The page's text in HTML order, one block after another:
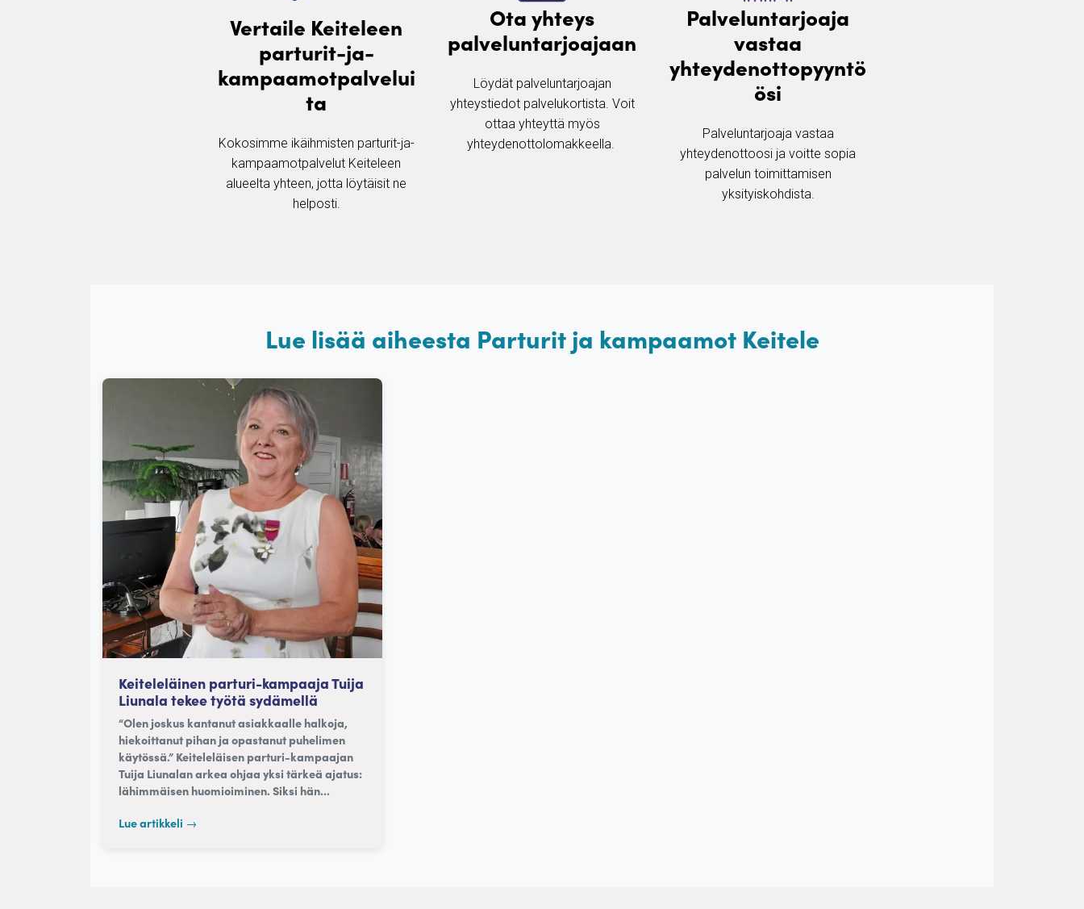
Vertaile Keiteleen
parturit-ja-
kampaamotpalvelui
ta
Kokosimme ikäihmisten ​parturit-ja-
kampaamotpalvelut Keiteleen
alueelta yhteen, jotta löytäisit ne
helposti.
Ota yhteys
palveluntarjoajaan
Löydät palveluntarjoajan
yhteystiedot palvelukortista. Voit
ottaa yhteyttä myös
yhteydenottolomakkeella. ​
Palveluntarjoaja
vastaa
yhteydenottopyyntö
ösi
Palveluntarjoaja vastaa
yhteydenottoosi ja voitte sopia
palvelun toimittamisen
yksityiskohdista.
Lue lisää aiheesta Parturit ja kampaamot Keitele
Keiteleläinen parturi-kampaaja Tuija
Liunala tekee työtä sydämellä
“Olen joskus kantanut asiakkaalle halkoja,
hiekoittanut pihan ja opastanut puhelimen
käytössä.” Keiteleläisen parturi-kampaajan
Tuija Liunalan arkea ohjaa yksi tärkeä ajatus:
lähimmäisen huomioiminen. Siksi hän...
Lue artikkeli →